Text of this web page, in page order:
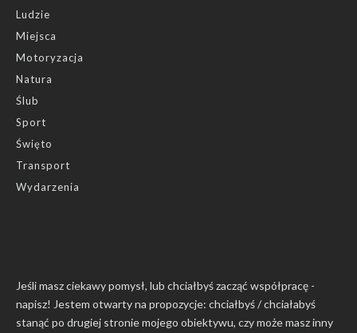
Ludzie
Miejsca
Motoryzacja
Natura
Ślub
Sport
Święto
Transport
Wydarzenia
Jeśli masz ciekawy pomysł, lub chciałbyś zacząć współpracę -
napisz! Jestem otwarty na propozycje: chciałbyś / chciałabyś
stanąć po drugiej stronie mojego obiektywu, czy może masz inny